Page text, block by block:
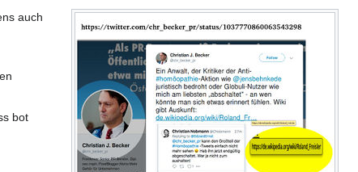
auch
bot